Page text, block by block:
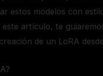
estos modelos con
este artículo, te
de un LoRA